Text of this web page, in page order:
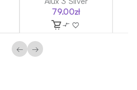
79.00zł
← →